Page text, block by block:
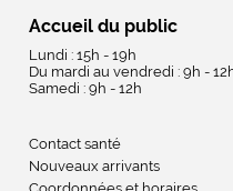
Accueil du public
Lundi : 15h - 19h
Du mardi au vendredi : 9h -
Samedi : 9h - 12h
Contact santé
Nouveaux arrivants